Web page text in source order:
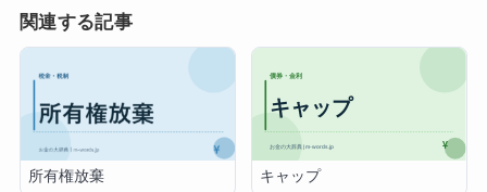
関連する記事
所有権放棄 キャップ